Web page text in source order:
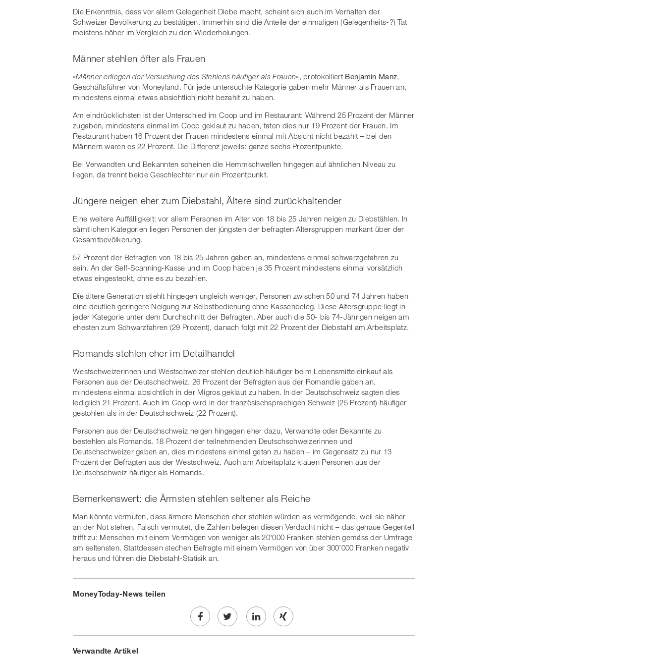
Die Erkenntnis, dass vor allem Gelegenheit Diebe macht, scheint sich auch im Verhalten der
Schweizer Bevölkerung zu bestätigen. Immerhin sind die Anteile der einmaligen (Gelegenheits-?) Tat
meistens höher im Vergleich zu den Wiederholungen.
Männer stehlen öfter als Frauen
«Männer erliegen der Versuchung des Stehlens häufiger als Frauen», protokolliert Benjamin Manz,
Geschäftsführer von Moneyland. Für jede untersuchte Kategorie gaben mehr Männer als Frauen an,
mindestens einmal etwas absichtlich nicht bezahlt zu haben.
Am eindrücklichsten ist der Unterschied im Coop und im Restaurant: Während 25 Prozent der Männer
zugaben, mindestens einmal im Coop geklaut zu haben, taten dies nur 19 Prozent der Frauen. Im
Restaurant haben 16 Prozent der Frauen mindestens einmal mit Absicht nicht bezahlt – bei den
Männern waren es 22 Prozent. Die Differenz jeweils: ganze sechs Prozentpunkte.
Bei Verwandten und Bekannten scheinen die Hemmschwellen hingegen auf ähnlichen Niveau zu
liegen, da trennt beide Geschlechter nur ein Prozentpunkt.
Jüngere neigen eher zum Diebstahl, Ältere sind zurückhaltender
Eine weitere Auffälligkeit: vor allem Personen im Alter von 18 bis 25 Jahren neigen zu Diebstählen. In
sämtlichen Kategorien liegen Personen der jüngsten der befragten Altersgruppen markant über der
Gesamtbevölkerung.
57 Prozent der Befragten von 18 bis 25 Jahren gaben an, mindestens einmal schwarzgefahren zu
sein. An der Self-Scanning-Kasse und im Coop haben je 35 Prozent mindestens einmal vorsätzlich
etwas eingesteckt, ohne es zu bezahlen.
Die ältere Generation stiehlt hingegen ungleich weniger, Personen zwischen 50 und 74 Jahren haben
eine deutlich geringere Neigung zur Selbstbedienung ohne Kassenbeleg. Diese Altersgruppe liegt in
jeder Kategorie unter dem Durchschnitt der Befragten. Aber auch die 50- bis 74-Jährigen neigen am
ehesten zum Schwarzfahren (29 Prozent), danach folgt mit 22 Prozent der Diebstahl am Arbeitsplatz.
Romands stehlen eher im Detailhandel
Westschweizerinnen und Westschweizer stehlen deutlich häufiger beim Lebensmitteleinkauf als
Personen aus der Deutschschweiz. 26 Prozent der Befragten aus der Romandie gaben an,
mindestens einmal absichtlich in der Migros geklaut zu haben. In der Deutschschweiz sagten dies
lediglich 21 Prozent. Auch im Coop wird in der französischsprachigen Schweiz (25 Prozent) häufiger
gestohlen als in der Deutschschweiz (22 Prozent).
Personen aus der Deutschschweiz neigen hingegen eher dazu, Verwandte oder Bekannte zu
bestehlen als Romands. 18 Prozent der teilnehmenden Deutschschweizerinnen und
Deutschschweizer gaben an, dies mindestens einmal getan zu haben – im Gegensatz zu nur 13
Prozent der Befragten aus der Westschweiz. Auch am Arbeitsplatz klauen Personen aus der
Deutschschweiz häufiger als Romands.
Bemerkenswert: die Ärmsten stehlen seltener als Reiche
Man könnte vermuten, dass ärmere Menschen eher stehlen würden als vermögende, weil sie näher
an der Not stehen. Falsch vermutet, die Zahlen belegen diesen Verdacht nicht – das genaue Gegenteil
trifft zu: Menschen mit einem Vermögen von weniger als 20'000 Franken stehlen gemäss der Umfrage
am seltensten. Stattdessen stechen Befragte mit einem Vermögen von über 300’000 Franken negativ
heraus und führen die Diebstahl-Statisik an.
MoneyToday-News teilen
Share Twe
Share Share
Verwandte Artikel